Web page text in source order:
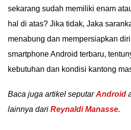
sekarang sudah memiliki enam
hal di atas? Jika tidak, Jaka
menabung dan mempersiapkan
smartphone Android terbaru,
kebutuhan dan kondisi kantong
Baca juga artikel seputarAndroid
lainnya dari Reynaldi Manasse.